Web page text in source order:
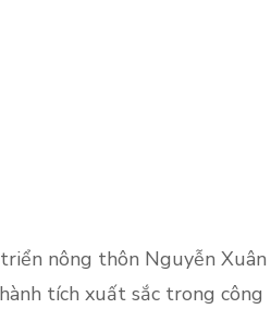
nông thôn Nguyễn Xuân
tích xuất sắc trong công